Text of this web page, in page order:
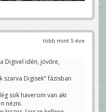
több mint 5 éve
Digivel idén, jövőre,
szarva Digisek" fázisban
sok haverom van aki
nézni.